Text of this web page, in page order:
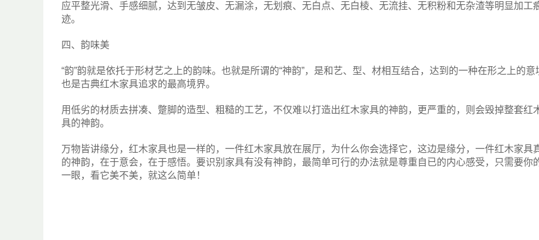
应平整光滑、手感细腻，达到无皱皮、无漏涂，无划痕、无白点、无白棱、无流挂、无积粉和无杂渣等明显加工
迹。
四、韵味美
“韵”韵就是依托于形材艺之上的韵味。也就是所谓的“神韵”，是和艺、型、材相互结合，达到的一种在形之上的意
也是古典红木家具追求的最高境界。
用低劣的材质去拼凑、蹩脚的造型、粗糙的工艺，不仅难以打造出红木家具的神韵，更严重的，则会毁掉整套红
具的神韵。
万物皆讲缘分，红木家具也是一样的，一件红木家具放在展厅，为什么你会选择它，这边是缘分，一件红木家具
的神韵，在于意会，在于感悟。要识别家具有没有神韵，最简单可行的办法就是尊重自已的内心感受，只需要你
一眼，看它美不美，就这么简单！